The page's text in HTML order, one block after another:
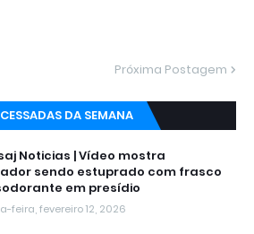
Próxima Postagem
DA SEMANA
Noticias | Vídeo mostra
sendo estuprado com frasco
em presídio
feira, fevereiro 12, 2026